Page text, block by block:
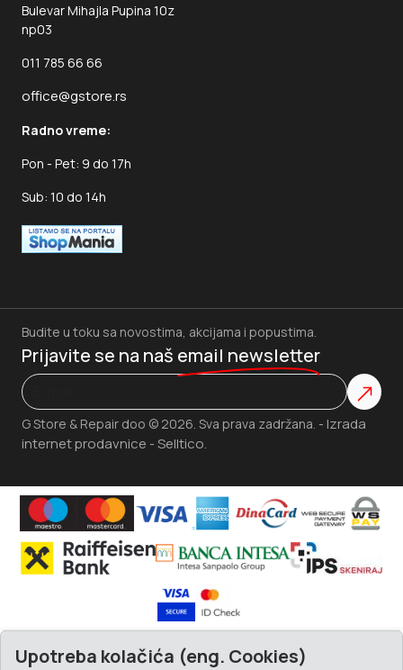
Bulevar Mihajla Pupina 10z
np03
011 785 66 66
office@gstore.rs
Radno vreme:
Pon - Pet: 9 do 17h
Sub: 10 do 14h
G Store & Repair doo © 2026. Sva prava zadržana. - Izrada
internet prodavnice - Selltico.
Budite u toku sa novostima, akcijama i popustima.
Prijavite se na naš email newsletter
Upotreba kolačića (eng. Cookies)